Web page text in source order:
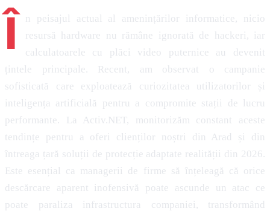
Î
n peisajul actual al amenințărilor informatice, nicio
resursă hardware nu rămâne ignorată de hackeri, iar
calculatoarele cu plăci video puternice au devenit
țintele principale. Recent, am observat o campanie
sofisticată care exploatează curiozitatea utilizatorilor și
inteligența artificială pentru a compromite stații de lucru
performante. La Activ.NET, monitorizăm constant aceste
tendințe pentru a oferi clienților noștri din Arad și din
întreaga țară soluții de protecție adaptate realității din 2026.
Este esențial ca managerii de firme să înțeleagă că orice
descărcare aparent inofensivă poate ascunde un atac ce
poate paraliza infrastructura companiei, transformând